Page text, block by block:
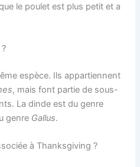
le poulet est plus petit et a
espèce. Ils appartiennent
, mais font partie de sous-
La dinde est du genre
genre Gallus.
à Thanksgiving ?